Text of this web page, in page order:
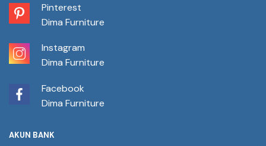
Pinterest
Dima Furniture
Instagram
Dima Furniture
Facebook
Dima Furniture
AKUN BANK